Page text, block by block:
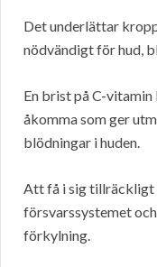
Det underlättar
nödvändigt för hud,
En brist på C-
åkomma som ger
blödningar i huden.
Att få i sig tillräckligt
försvarssystemet
förkylning.